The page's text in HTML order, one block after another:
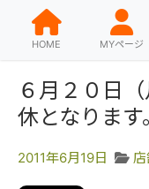
HOME MYページ
６月２０日
休となります
2011年6月19日